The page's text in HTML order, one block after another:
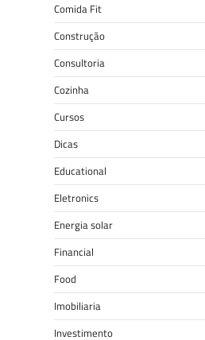
Comida Fit
Construção
Consultoria
Cozinha
Cursos
Dicas
Educational
Eletronics
Energia solar
Financial
Food
Imobiliaria
Investimento